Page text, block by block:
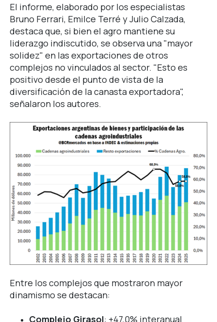
El informe, elaborado por los especialistas
Bruno Ferrari, Emilce Terré y Julio Calzada,
destaca que, si bien el agro mantiene su
liderazgo indiscutido, se observa una "mayor
solidez" en las exportaciones de otros
complejos no vinculados al sector. "Esto es
positivo desde el punto de vista de la
diversificación de la canasta exportadora",
señalaron los autores.
Entre los complejos que mostraron mayor
dinamismo se destacan:
Complejo Girasol: +47,0% interanual